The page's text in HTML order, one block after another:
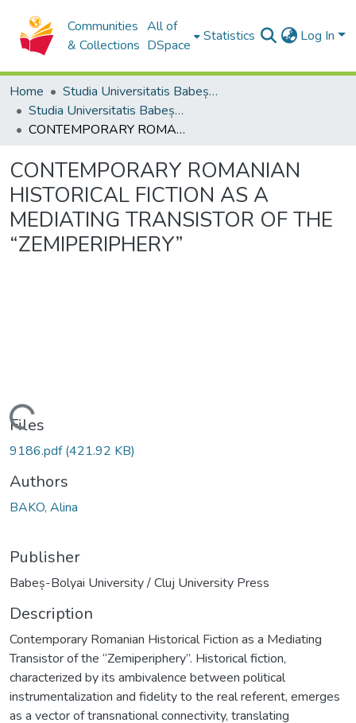
Communities
& Collections
All of
DSpace
Statistics Log In
Home
Studia Universitatis Babeș-Bolyai Collection
Studia Universitatis Babeș-Bolyai Philologia
CONTEMPORARY ROMANIAN HISTORICAL FICTION AS A MEDIATING TRANSISTOR OF THE “ZEMIPERIPHERY”
CONTEMPORARY ROMANIAN
HISTORICAL FICTION AS A
MEDIATING TRANSISTOR OF THE
“ZEMIPERIPHERY”
Files
9186.pdf(421.92 KB)
Authors
BAKO, Alina
Publisher
Babeș-Bolyai University / Cluj University Press
Description
Contemporary Romanian Historical Fiction as a Mediating
Transistor of the “Zemiperiphery”. Historical fiction,
characterized by its ambivalence between political
instrumentalization and fidelity to the real referent, emerges
as a vector of transnational connectivity, translating